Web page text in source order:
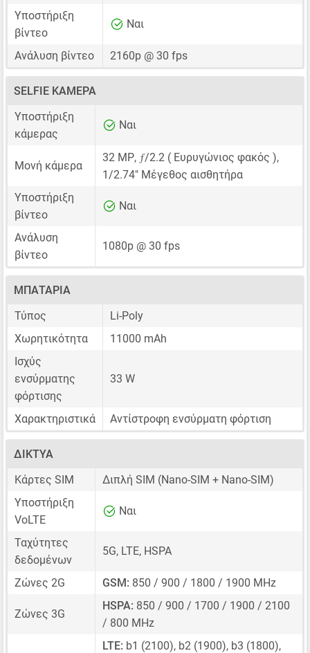
Υποστήριξη
βίντεο
Ναι
Ανάλυση βίντεο 2160p @ 30 fps
SELFIE ΚΆΜΕΡΑ
Υποστήριξη
κάμερας
Ναι
Μονή κάμερα
32 MP, ƒ/2.2 ( Ευρυγώνιος φακός ),
1/2.74" Μέγεθος αισθητήρα
Υποστήριξη
βίντεο
Ναι
Ανάλυση
βίντεο
1080p @ 30 fps
ΜΠΑΤΑΡΊΑ
Τύπος
Li-Poly
Χωρητικότητα
11000 mAh
Ισχύς
ενσύρματης
φόρτισης
33 W
Χαρακτηριστικά Αντίστροφη ενσύρματη φόρτιση
ΔΊΚΤΥΑ
Κάρτες SIM
Διπλή SIM (Nano-SIM + Nano-SIM)
Υποστήριξη
VoLTE
Ναι
Ταχύτητες
δεδομένων
5G, LTE, HSPA
Ζώνες 2G GSM: 850 / 900 / 1800 / 1900 MHz
Ζώνες 3G
HSPA: 850 / 900 / 1700 / 1900 / 2100
/ 800 MHz
LTE: b1 (2100), b2 (1900), b3 (1800),